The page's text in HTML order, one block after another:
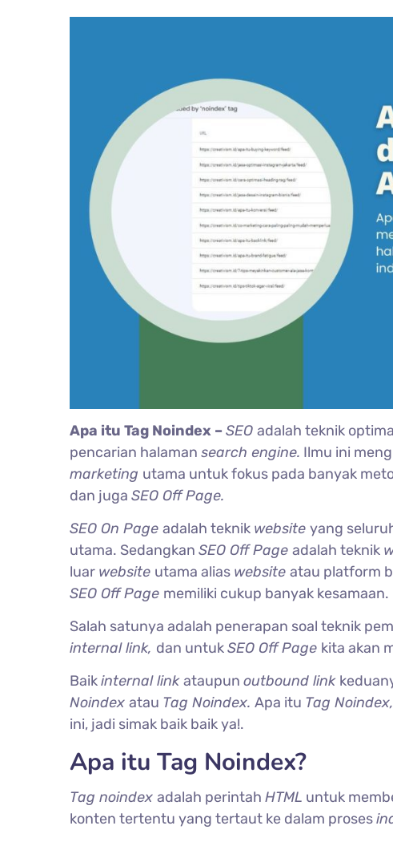
Apa itu Tag Noindex –SEO adalah teknik
pencarian halaman search engine. Ilmu ini
marketing utama untuk fokus pada banyak
dan juga SEO Off Page.
SEO On Page adalah teknik website yang
utama. Sedangkan SEO Off Page adalah teknik
luar website utama alias website atau platform
SEO Off Page memiliki cukup banyak kesamaan.
Salah satunya adalah penerapan soal teknik
internal link, dan untukSEO Off Page kita akan
Baikinternal link ataupun outbound link
Noindex atau Tag Noindex. Apa itu Tag Noindex,
ini, jadi simak baik baik ya!.
Apa itu Tag Noindex?
Tag noindex adalah perintah HTML untuk
konten tertentu yang tertaut ke dalam proses